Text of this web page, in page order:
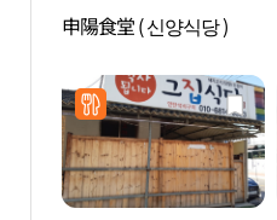
申陽食堂 ( 신양식당 )